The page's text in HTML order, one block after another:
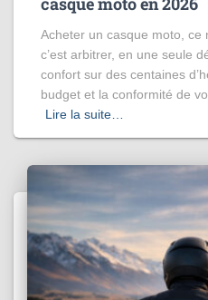
Acheter un casque moto, ce
c’est arbitrer, en une seule
confort sur des centaines
budget et la conformité de
Lire la suite…